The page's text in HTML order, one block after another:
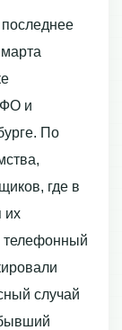
и
По
где в
их
телефонный
случай